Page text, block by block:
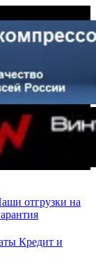
отгрузки на
Кредит и